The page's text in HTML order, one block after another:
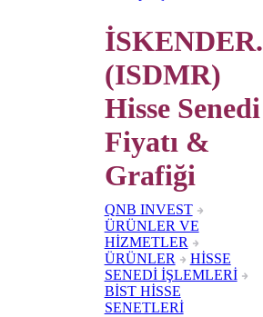
İSKENDER.
(ISDMR)
Hisse Senedi
Fiyatı &
Grafiği
QNB INVEST
ÜRÜNLER VE
HİZMETLER
ÜRÜNLER
HİSSE
SENEDİ İŞLEMLERİ
BİST HİSSE
SENETLERİ